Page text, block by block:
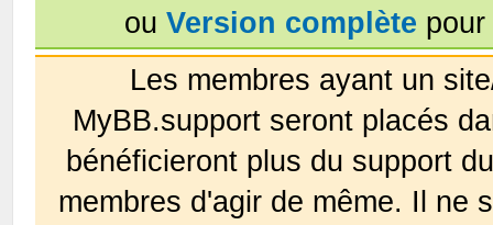
ouVersion complète
Les membres ayant un
MyBB.support seront placés
bénéficieront plus du support
membres d'agir de même. Il ne